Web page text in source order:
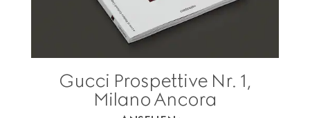
Gucci Prospettive Nr. 1,
Milano Ancora